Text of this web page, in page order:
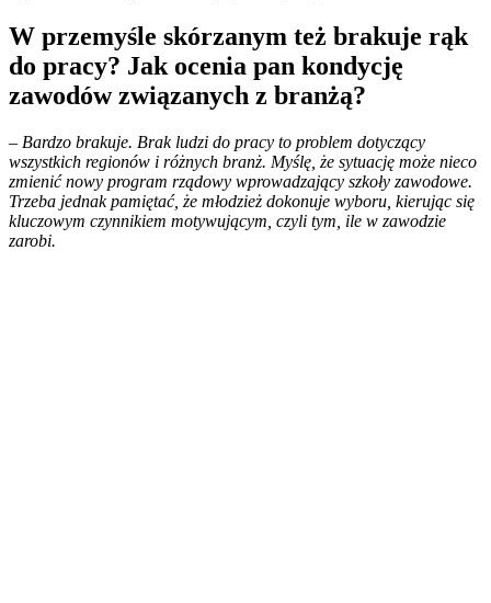
W przemyśle skórzanym też brakuje rąk
do pracy? Jak ocenia pan kondycję
zawodów związanych z branżą?
– Bardzo brakuje. Brak ludzi do pracy to problem dotyczący
wszystkich regionów i różnych branż. Myślę, że sytuację może nieco
zmienić nowy program rządowy wprowadzający szkoły zawodowe.
Trzeba jednak pamiętać, że młodzież dokonuje wyboru, kierując się
kluczowym czynnikiem motywującym, czyli tym, ile w zawodzie
zarobi.